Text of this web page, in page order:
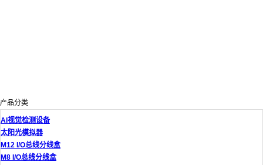
产品分类
AI视觉检测设备
太阳光模拟器
M12 I/O总线分线盒
M8 I/O总线分线盒